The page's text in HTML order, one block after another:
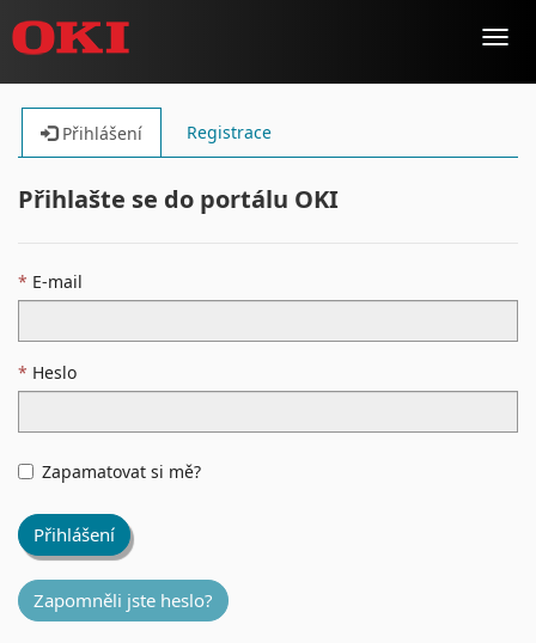
Přihlášení Registrace
Přihlašte se do portálu OKI
E-mail
Heslo
Zapamatovat si mě?
Přihlášení
Zapomněli jste heslo?